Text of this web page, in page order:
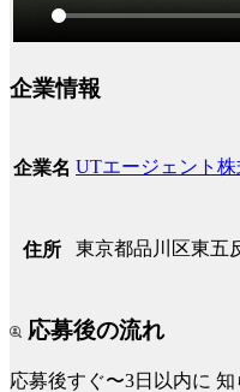
企業情報
企業名 UTエージェント株
住所 東京都品川区東五
応募後の流れ
応募後すぐ〜3日以内に 知